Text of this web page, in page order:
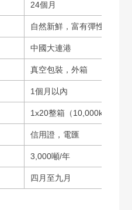
24個月
自然新鮮，富有彈性
中國大連港
真空包裝，外箱
1個月以內
1x20整箱（10,000kgs）
信用證，電匯
3,000噸/年
四月至九月